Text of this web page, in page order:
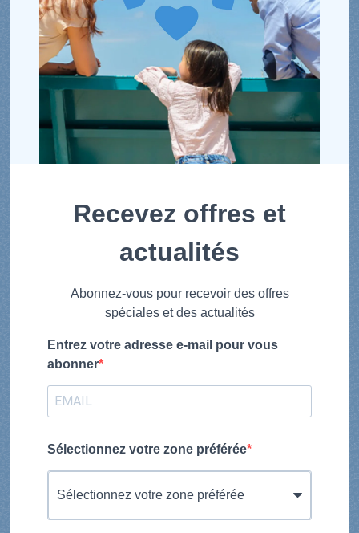
Recevez offres et
actualités
Abonnez-vous pour recevoir des offres
spéciales et des actualités
Entrez votre adresse e-mail pour vous
abonner
Sélectionnez votre zone préférée